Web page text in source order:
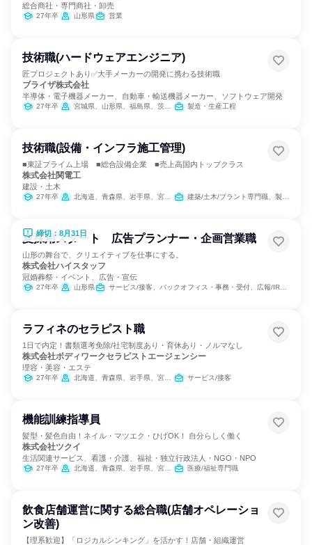
総合商社・専門商社・卸売
27年卒 山形県 営業
技術職(ハードウェアエンジニア)
匠プロジェクトあり✅大手メーカーの開発に携わる技術職
ブライザ株式会社
半導体・電子機器メーカー、自動車・輸送機器メーカー、ソフトウェア開発
27年卒 宮城県、山形県、福島県、茨城県、栃木県、群馬県、埼玉県、東京都、神奈川県、岐阜県、静岡県、愛知県、三重県、滋賀県、京都府、大阪府、兵庫県、広島県、山口県、福岡県、熊本県、大分県、宮崎県 製造・生産工程
技術職(設備・インフラ施工管理)
■東証プライム上場 ■総合設備企業 ■売上高国内トップクラス
株式会社関電工
建設・土木
27年卒 北海道、青森県、岩手県、宮城県、秋田県、山形県、福島県、茨城県、栃木県、群馬県、埼玉県、千葉県、東京都、神奈川県、新潟県、富山県、福井県、山梨県、長野県、静岡県、愛知県、京都府、大阪府、兵庫県、広島県、福岡県、熊本県、宮崎県、鹿児島県、沖縄県 建築/土木/プラント専門職、製造・生産工程
締切：8月31日
夏採用スタート 広告プランナー・企画営業職
山形の舞台で、クリエイティブを仕事にする。
株式会社ハイスタッフ
冠婚葬祭・イベント、広告・宣伝
27年卒 山形県 サービス/接客、バックオフィス・事務・受付、広報/IR、出版/メディア/芸能/エンタメ専門職、営業
ラフィネのセラピスト職
1日で内定！書類選考免除/社宅制度あり・育休あり・ノルマなし
株式会社ボディワークセラピストエージェンシー
理容・美容・エステ
27年卒 北海道、青森県、岩手県、宮城県、秋田県、山形県、福島県、茨城県、栃木県、群馬県、埼玉県、千葉県、東京都、神奈川県、新潟県、富山県、石川県、福井県、山梨県、長野県、岐阜県、静岡県、愛知県、三重県、滋賀県、京都府、大阪府、兵庫県、奈良県、和歌山県、鳥取県、島根県、岡山県、広島県、山口県、徳島県、香川県、愛媛県、高知県、福岡県、佐賀県、長崎県、熊本県、大分県、宮崎県、鹿児島県、沖縄県 サービス/接客
機能訓練指導員
髪型・髪色自由！ネイル・マツエク・ひげOK！ 自分らしく働く
株式会社ツクイ
生活関連サービス、看護・介護、福祉・独立行政法人・NGO・NPO
27年卒 北海道、青森県、岩手県、宮城県、秋田県、山形県、福島県、茨城県、栃木県、群馬県、埼玉県、千葉県、東京都、神奈川県、新潟県、富山県、石川県、福井県、山梨県、長野県、岐阜県、静岡県、愛知県、三重県、滋賀県、京都府、大阪府、兵庫県、奈良県、和歌山県、鳥取県、島根県、岡山県、広島県、山口県、徳島県、香川県、愛媛県、高知県、福岡県、佐賀県、長崎県、熊本県、大分県、宮崎県、鹿児島県、沖縄県 医療/福祉専門職
飲食店舗運営に関する総合職(店舗オペレーショ
ン改善)
【理系歓迎】「ロジカルシンキング」を活かす！店舗・組織運営